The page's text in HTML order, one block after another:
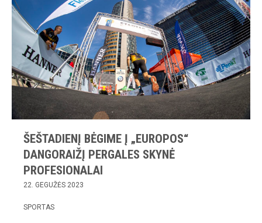
ŠEŠTADIENĮ BĖGIME Į „EUROPOS“
DANGORAIŽĮ PERGALES SKYNĖ
PROFESIONALAI
22. GEGUŽĖS 2023
SPORTAS